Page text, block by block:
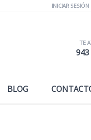
INICIAR SESIÓN
TE
943
BLOG